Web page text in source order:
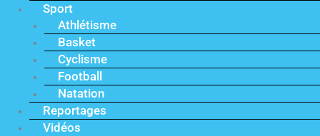
Sport
Athlétisme
Basket
Cyclisme
Football
Natation
Reportages
Vidéos